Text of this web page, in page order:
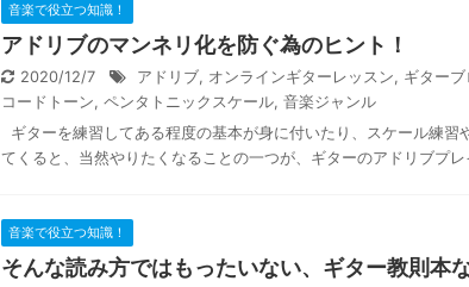
音楽で役立つ知識！
アドリブのマンネリ化を防ぐ為のヒント！
2020/12/7 アドリブ, オンラインギターレッスン, ギターブ
コードトーン, ペンタトニックスケール, 音楽ジャンル
ギターを練習してある程度の基本が身に付いたり、スケール練習
てくると、当然やりたくなることの一つが、ギターのアドリブプ
音楽で役立つ知識！
そんな読み方ではもったいない、ギター教則本